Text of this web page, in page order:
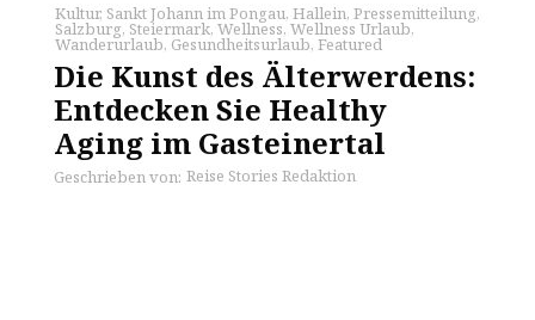
Kultur, Sankt Johann im Pongau, Hallein, Pressemitteilung,
Salzburg, Steiermark, Wellness, Wellness Urlaub,
Wanderurlaub, Gesundheitsurlaub, Featured
Die Kunst des Älterwerdens:
Entdecken Sie Healthy
Aging im Gasteinertal
Geschrieben von: Reise Stories Redaktion